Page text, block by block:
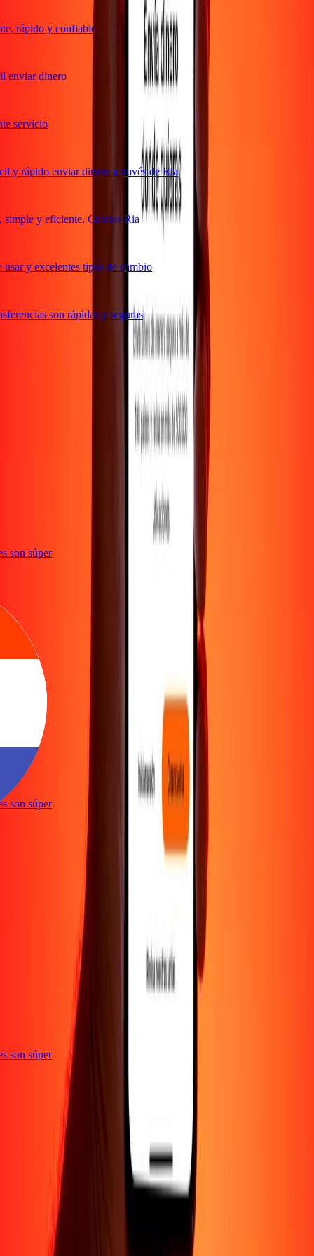
rápido y confiable
dinero
servicio
y rápido enviar dinero a través de Ria
y eficiente. Gracias Ria
y excelentes tipos de cambio
son rápidas y seguras
son súper
son súper
son súper
Blog PromocionesSeguridad
Transferencia internacional de dineroCorporativo
Conviértete en promotor
Política de privacidad
Términos y
condiciones
Centro de ayuda